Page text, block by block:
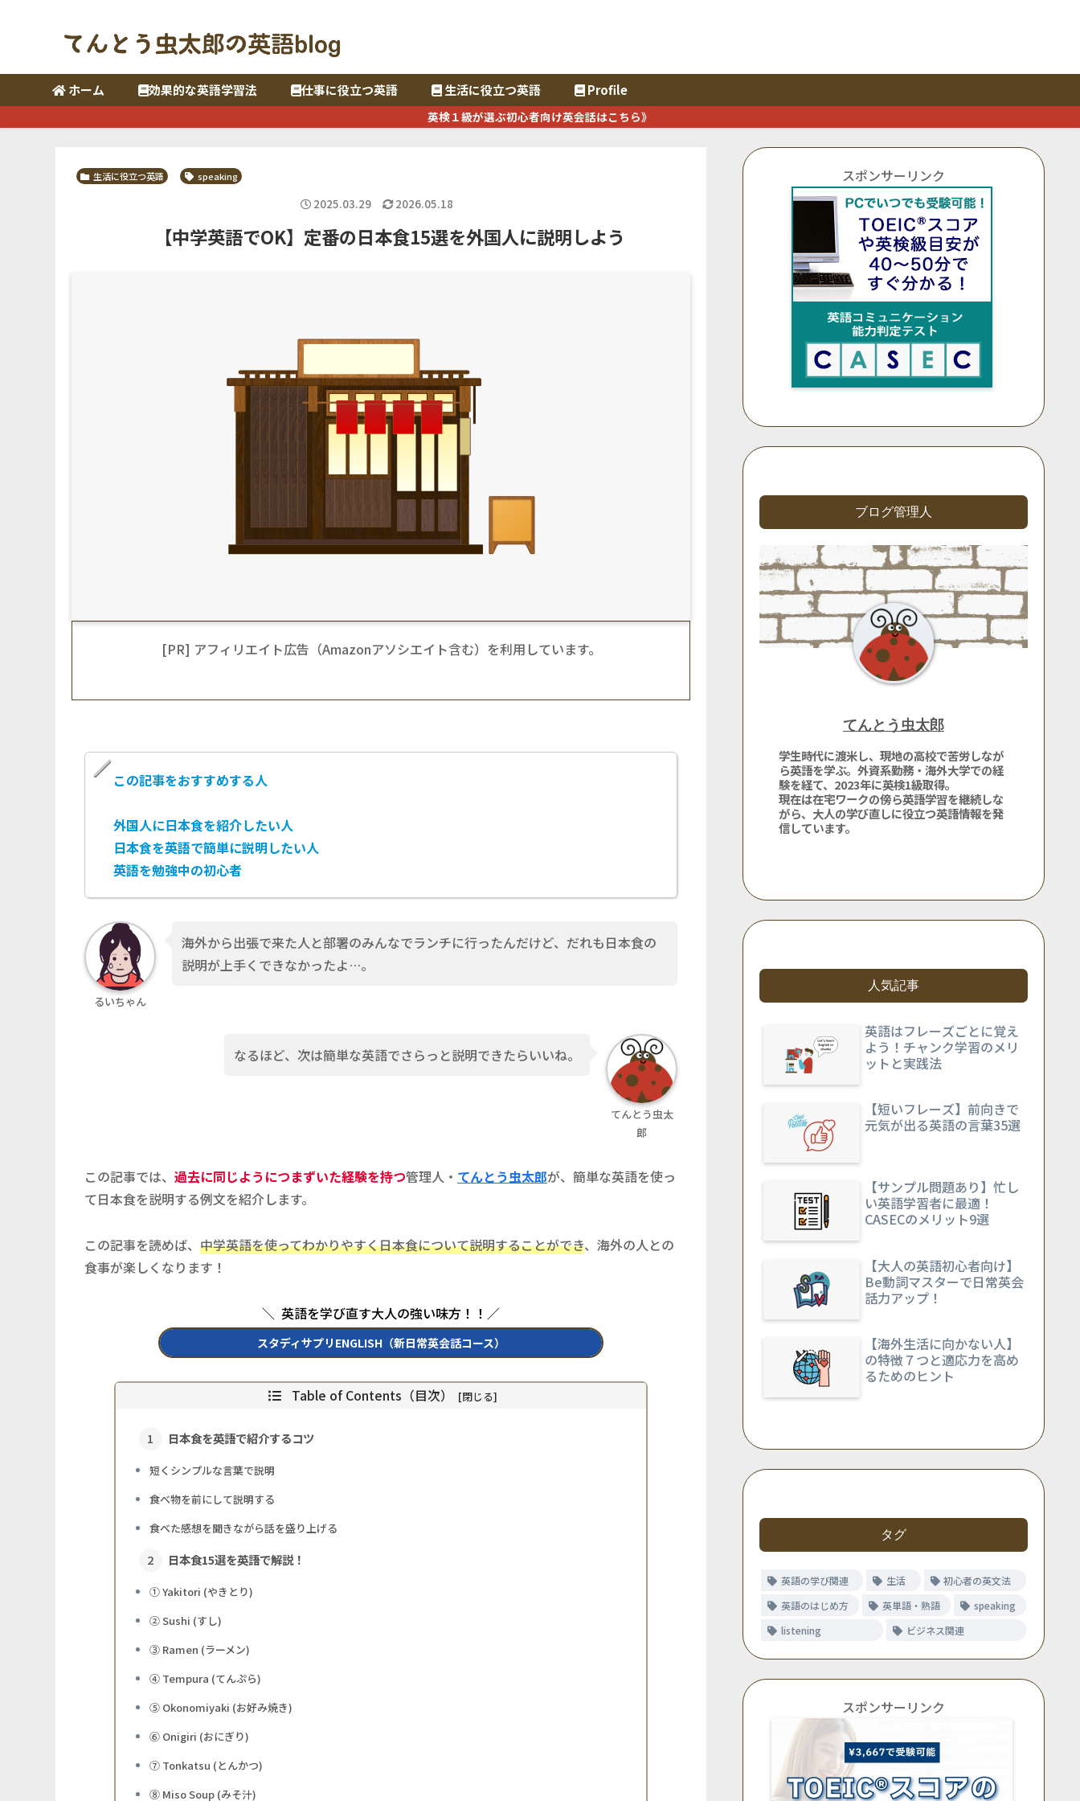
ホーム 効果的な英語学習法 仕事に役立つ英語 生活に役立つ英語 Profile
英検１級が選ぶ初心者向け英会話はこちら》
生活に役立つ英語 speaking
【中学英語でOK】定番の日本食15選を外国人に説明しよう
2025.03.29 2026.05.18
[PR] アフィリエイト広告（Amazonアソシエイト含む）を利用しています。
この記事をおすすめする人
外国人に日本食を紹介したい人
日本食を英語で簡単に説明したい人
英語を勉強中の初心者
るいちゃん
海外から出張で来た人と部署のみんなでランチに行ったんだけど、だれも日本食の
説明が上手くできなかったよ…。
てんとう虫太
郎
なるほど、次は簡単な英語でさらっと説明できたらいいね。
この記事では、 過去に同じようにつまずいた経験を持つ管理人・ てんとう虫太郎が、簡単な英語を使っ
て日本食を説明する例文を紹介します。
この記事を読めば、 中学英語を使ってわかりやすく日本食について説明することができ、海外の人との
食事が楽しくなります！
＼ 英語を学び直す大人の強い味方！！／
スタディサプリENGLISH（新日常英会話コース）
Table of Contents（目次）
日本食を英語で紹介するコツ
短くシンプルな言葉で説明
食べ物を前にして説明する
食べた感想を聞きながら話を盛り上げる
日本食15選を英語で解説！
① Yakitori (やきとり)
② Sushi (すし)
③ Ramen (ラーメン)
④ Tempura (てんぷら)
⑤ Okonomiyaki (お好み焼き)
⑥ Onigiri (おにぎり)
⑦ Tonkatsu (とんかつ)
⑧ Miso Soup (みそ汁)
スポンサーリンク
ブログ管理人
てんとう虫太郎
学生時代に渡米し、現地の高校で苦労しなが
ら英語を学ぶ。外資系勤務・海外大学での経
験を経て、2023年に英検1級取得。
現在は在宅ワークの傍ら英語学習を継続しな
がら、大人の学び直しに役立つ英語情報を発
信しています。
人気記事
英語はフレーズごとに覚え
よう！チャンク学習のメリ
ットと実践法
【短いフレーズ】前向きで
元気が出る英語の言葉35選
【サンプル問題あり】忙し
い英語学習者に最適！
CASECのメリット9選
【大人の英語初心者向け】
Be動詞マスターで日常英会
話力アップ！
【海外生活に向かない人】
の特徴７つと適応力を高め
るためのヒント
タグ
英語の学び関連 生活
初心者の英文法
英語のはじめ方
英単語・熟語
speaking
listening
ビジネス関連
スポンサーリンク